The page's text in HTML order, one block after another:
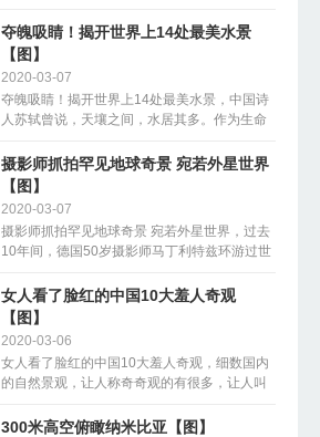
峰，光看图片，......
夺魄吸睛！揭开世界上14处最美水景
【图】
2020-03-07
夺魄吸睛！揭开世界上14处最美水景，中国诗
人苏轼曾说，天壤之间，水居其多。作为生命
供饮用、供游泳......
摄影师抓拍罕见地球奇景 宛若外星世界
【图】
2020-03-07
摄影师抓拍罕见地球奇景 宛若外星世界，过去
10年间，德国50岁摄影师马丁利特兹环游过世
观，包括沙漠中的绿......
女人看了脸红的中国10大羞人奇观
【图】
2020-03-06
女人看了脸红的中国10大羞人奇观，细数国内
的自然景观，让人称奇奇观的有很多，让人叫
让人看了无比......
300米高空俯瞰纳米比亚【图】